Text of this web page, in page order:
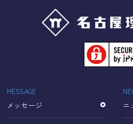
当サイトでは、より良いサービス
ティの向上のため、Googleアナリ
イトの利用状況などのデータ収集
す。その際、「Cookie」を通じて
ドレスなどの情報を収集する場合
「Cookie」で収集される情報は個
収集されたデータはGoogleのプラ
て管理されます。
なお、当サイトのご利用をもって
いてGoogle及び当サイトが行うデ
MESSAGE
メッセージ ニ